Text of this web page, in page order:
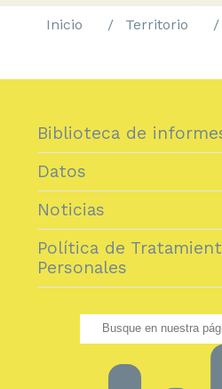
Inicio Territorio
Biblioteca de
Datos
Noticias
Política de
Personales